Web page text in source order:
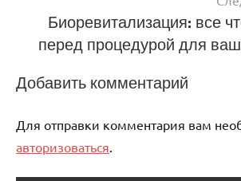
Биоревитализация: все
перед процедурой для
Добавить комментарий
Для отправки комментария вам
авторизоваться